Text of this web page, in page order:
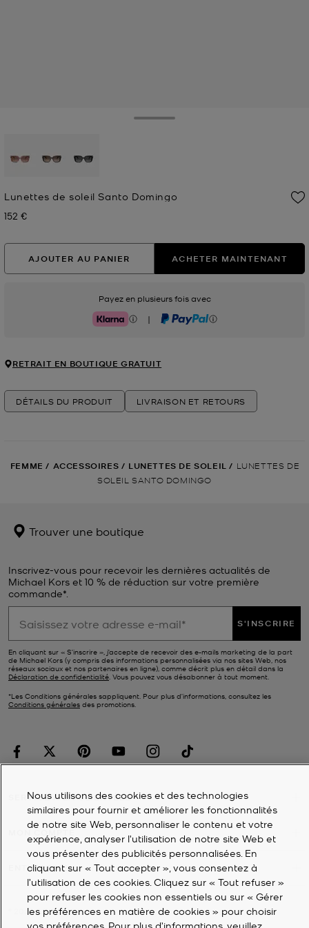
Lunettes de soleil Santo Domingo
Prix actuel
152 €
AJOUTER AU PANIER ACHETER MAINTENANT
Payez en plusieurs fois avec
Klarna | PayPal
RETRAIT EN BOUTIQUE GRATUIT
DÉTAILS DU PRODUIT LIVRAISON ET RETOURS
FEMME / ACCESSOIRES / LUNETTES DE SOLEIL / LUNETTES DE
SOLEIL SANTO DOMINGO
Trouver une boutique
Inscrivez-vous pour recevoir les dernières actualités de
Michael Kors et 10 % de réduction sur votre première
commande*.
S'INSCRIRE
En cliquant sur « S’inscrire », j’accepte de recevoir des e-mails marketing de la part
de Michael Kors (y compris des informations personnalisées via nos sites Web, nos
réseaux sociaux et nos partenaires en ligne), comme décrit plus en détail dans la
Déclaration de confidentialité. Vous pouvez vous désabonner à tout moment.
*Les Conditions générales sappliquent. Pour plus d’informations, consultez les
Conditions générales des promotions.
SERVICE À LA CLIENTÈLE
ENTREPRISE
2026Michael Kors
Nous utilisons des cookies et des technologies
similaires pour fournir et améliorer les fonctionnalités
de notre site Web, personnaliser le contenu et votre
expérience, analyser l'utilisation de notre site Web et
vous présenter des publicités personnalisées. En
cliquant sur « Tout accepter », vous consentez à
l’utilisation de ces cookies. Cliquez sur « Tout refuser »
pour refuser les cookies non essentiels ou sur « Gérer
les préférences en matière de cookies » pour choisir
vos préférences. Pour plus d’informations, veuillez